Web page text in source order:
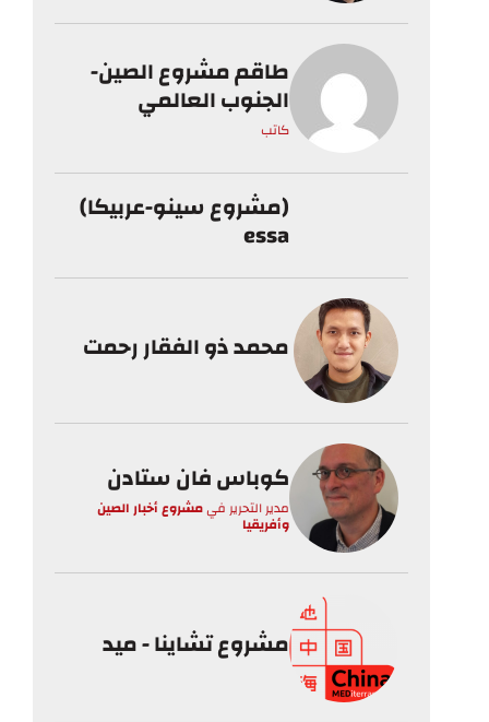
طاقم مشروع الصين-
الجنوب العالمي
كاتب
(مشروع سينو-عربيكا)
essa
محمد ذو الفقار رحمت
كوباس فان ستادن
مدير التحرير فيمشروع أخبار الصين
وأفريقيا
مشروع تشاينا - ميد